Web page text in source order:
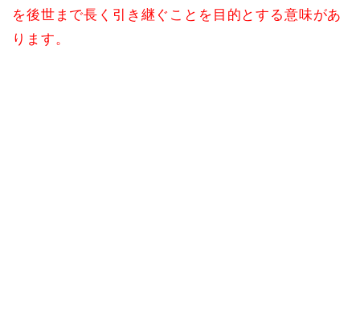
を後世まで長く引き継ぐことを目的とする意味があ
ります。